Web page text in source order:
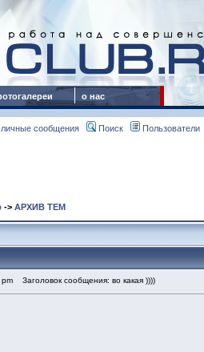
о нас
личные сообщения Поиск Пользователи
-> АРХИВ ТЕМ
Заголовок сообщения: во какая ))))